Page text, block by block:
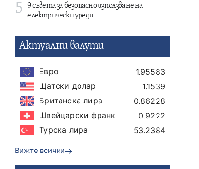
5
9 съвета за безопасно използване на
електрически уреди
Актуални валути
Евро
1.95583
Щатски долар
1.1539
Британска лира
0.86228
Швейцарски франк
0.9222
Турска лира
53.2384
Вижте всички